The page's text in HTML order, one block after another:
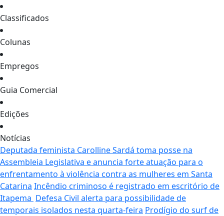
Classificados
Colunas
Empregos
Guia Comercial
Edições
Notícias
Deputada feminista Carolline Sardá toma posse na
Assembleia Legislativa e anuncia forte atuação para o
enfrentamento à violência contra as mulheres em Santa
Catarina Incêndio criminoso é registrado em escritório de
Itapema Defesa Civil alerta para possibilidade de
temporais isolados nesta quarta-feira Prodígio do surf de